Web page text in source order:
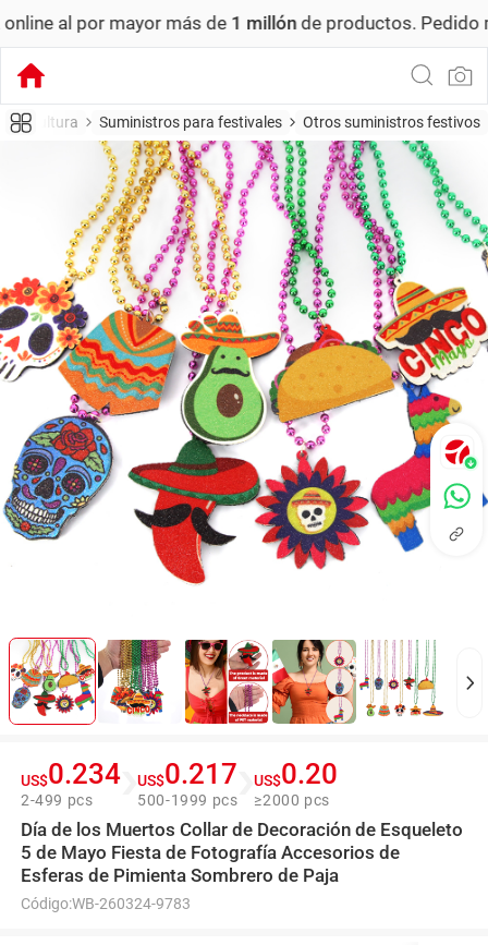
mayor más de1 millónde productos. Pedido mínimo:
cultura Suministros para festivales Otros suministros festivos
US$0.234
2-499 pcs
US$0.217
500-1999 pcs
US$0.20
≥2000 pcs
Día de los Muertos Collar de Decoración de Esqueleto
5 de Mayo Fiesta de Fotografía Accesorios de
Esferas de Pimienta Sombrero de Paja
Código:WB-260324-9783